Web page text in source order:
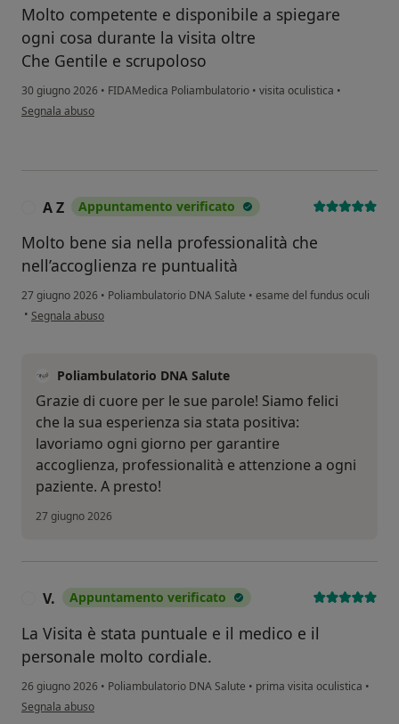
Molto competente e disponibile a spiegare
ogni cosa durante la visita oltre
Che Gentile e scrupoloso
30 giugno 2026 • FIDAMedica Poliambulatorio • visita oculistica •
secondo l'opinione dell'utente A.M.
Segnala abuso
A Z Appuntamento verificato
Molto bene sia nella professionalità che
nell’accoglienza re puntualità
27 giugno 2026 • Poliambulatorio DNA Salute • esame del fundus oculi
• secondo l'opinione dell'utente A Z
Segnala abuso
Poliambulatorio DNA Salute
Grazie di cuore per le sue parole! Siamo felici
che la sua esperienza sia stata positiva:
lavoriamo ogni giorno per garantire
accoglienza, professionalità e attenzione a ogni
paziente. A presto!
27 giugno 2026
V. Appuntamento verificato
La Visita è stata puntuale e il medico e il
personale molto cordiale.
26 giugno 2026 • Poliambulatorio DNA Salute • prima visita oculistica •
secondo l'opinione dell'utente V.
Segnala abuso